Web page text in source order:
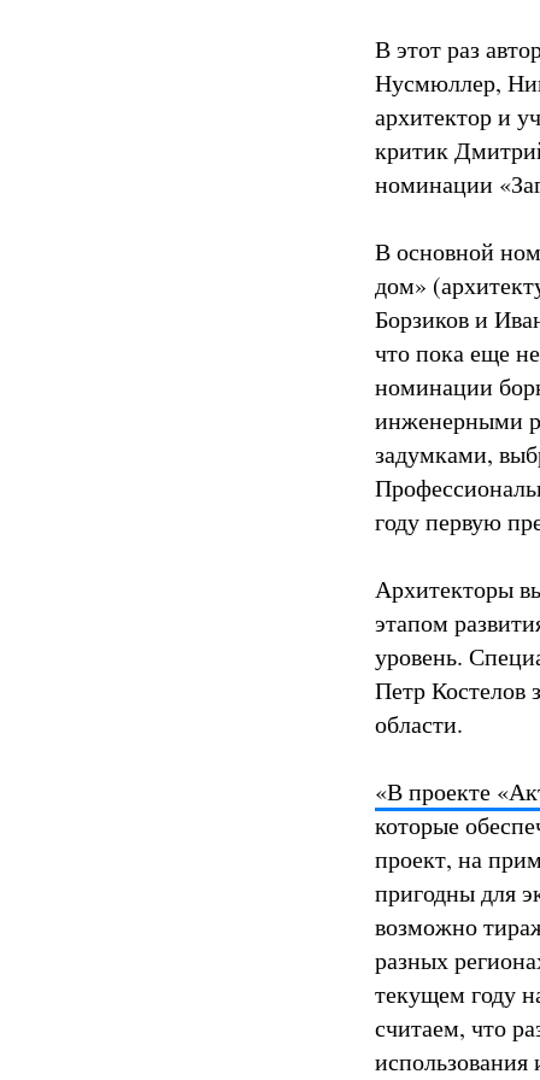
В этот раз
Нусмюллер,
архитектор и
критик
номинации
В основной
дом»
Борзиков и
что пока еще
номинации
инженерными
задумками,
году первую
Архитекторы
этапом
уровень.
Петр Костелов
области.
«В проекте
которые
проект, на
пригодны для
возможно
разных
текущем году
считаем, что